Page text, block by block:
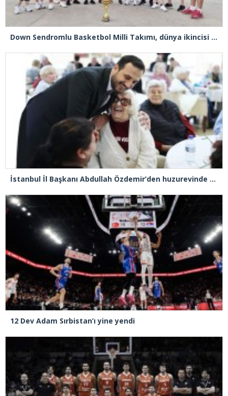
Down Sendromlu Basketbol Milli Takımı, dünya ikincisi oldu
İstanbul İl Başkanı Abdullah Özdemir’den huzurevinde duygulandıran buluşma
12 Dev Adam Sırbistan’ı yine yendi